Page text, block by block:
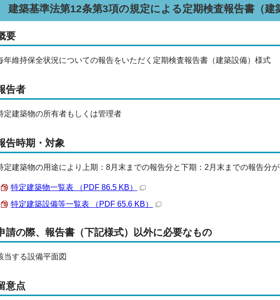
建築基準法第12条第3項の規定による定期検査報告書（建
要
年維持保全状況についての報告をいただく定期検査報告書（建築設備）様式
告者
定建築物の所有者もしくは管理者
告時期・対象
定建築物の用途により上期：8月末までの報告分と下期：2月末までの報告分が
特定建築物一覧表 （PDF 86.5 KB）
特定建築設備等一覧表 （PDF 65.6 KB）
請の際、報告書（下記様式）以外に必要なもの
当する設備平面図
意点